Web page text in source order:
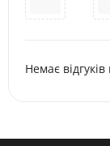
Немає